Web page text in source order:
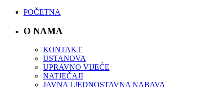
POČETNA
O NAMA
KONTAKT
USTANOVA
UPRAVNO VIJEĆE
NATJEČAJI
JAVNA I JEDNOSTAVNA NABAVA